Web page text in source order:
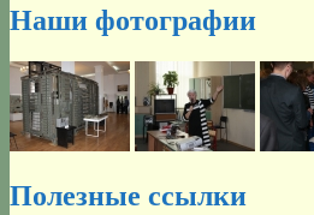
Наши фотографии
Полезные ссылки